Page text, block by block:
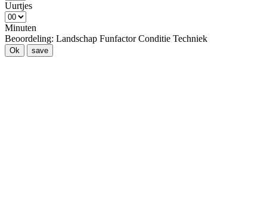
Uurtjes
Minuten
Beoordeling: Landschap Funfactor Conditie Techniek
Ok save